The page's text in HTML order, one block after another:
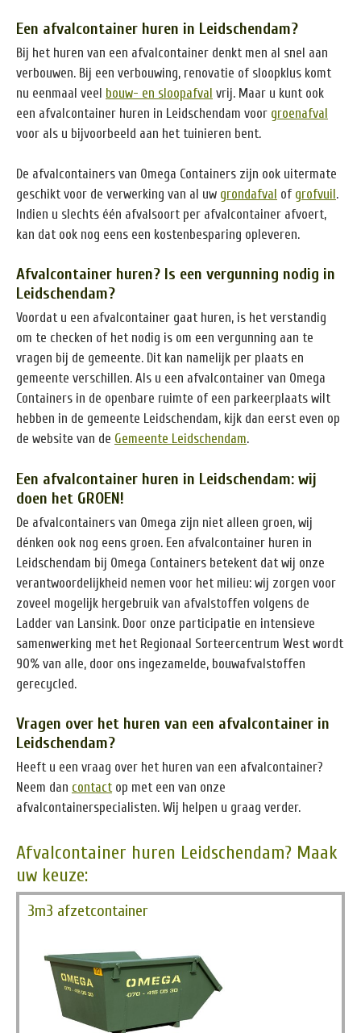
Een afvalcontainer huren in Leidschendam?
Bij het huren van een afvalcontainer denkt men al snel aan
verbouwen. Bij een verbouwing, renovatie of sloopklus komt
nu eenmaal veel bouw- en sloopafval vrij. Maar u kunt ook
een afvalcontainer huren in Leidschendam voor groenafval
voor als u bijvoorbeeld aan het tuinieren bent.
De afvalcontainers van Omega Containers zijn ook uitermate
geschikt voor de verwerking van al uw grondafval of grofvuil.
Indien u slechts één afvalsoort per afvalcontainer afvoert,
kan dat ook nog eens een kostenbesparing opleveren.
Afvalcontainer huren? Is een vergunning nodig in
Leidschendam?
Voordat u een afvalcontainer gaat huren, is het verstandig
om te checken of het nodig is om een vergunning aan te
vragen bij de gemeente. Dit kan namelijk per plaats en
gemeente verschillen. Als u een afvalcontainer van Omega
Containers in de openbare ruimte of een parkeerplaats wilt
hebben in de gemeente Leidschendam, kijk dan eerst even op
de website van de Gemeente Leidschendam.
Een afvalcontainer huren in Leidschendam: wij
doen het GROEN!
De afvalcontainers van Omega zijn niet alleen groen, wij
dénken ook nog eens groen. Een afvalcontainer huren in
Leidschendam bij Omega Containers betekent dat wij onze
verantwoordelijkheid nemen voor het milieu: wij zorgen voor
zoveel mogelijk hergebruik van afvalstoffen volgens de
Ladder van Lansink. Door onze participatie en intensieve
samenwerking met het Regionaal Sorteercentrum West wordt
90% van alle, door ons ingezamelde, bouwafvalstoffen
gerecycled.
Vragen over het huren van een afvalcontainer in
Leidschendam?
Heeft u een vraag over het huren van een afvalcontainer?
Neem dan contactop met een van onze
afvalcontainerspecialisten. Wij helpen u graag verder.
Afvalcontainer huren Leidschendam? Maak
uw keuze:
3m3 afzetcontainer
€ 189,00